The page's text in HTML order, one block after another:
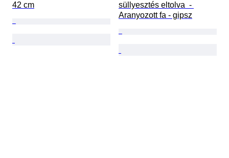
42 cm
süllyesztés eltolva  -
Aranyozott fa - gipsz